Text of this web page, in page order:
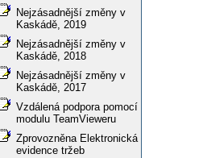
Nejzásadnější změny v
Kaskádě, 2019
Nejzásadnější změny v
Kaskádě, 2018
Nejzásadnější změny v
Kaskádě, 2017
Vzdálená podpora pomocí
modulu TeamVieweru
Zprovozněna Elektronická
evidence tržeb